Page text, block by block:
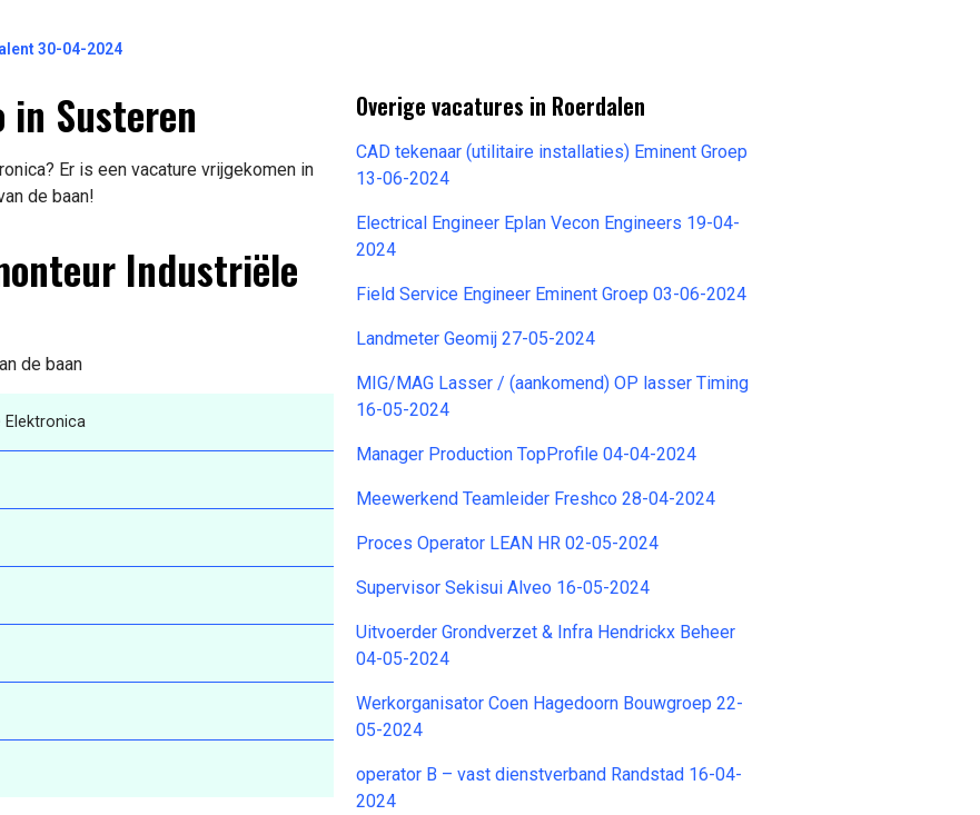
30-04-2024
in Susteren
Er is een vacature vrijgekomen in
de baan!
Industriële
de baan
Elektronica
Overige vacatures in Roerdalen
CAD tekenaar (utilitaire installaties) Eminent Groep
13-06-2024
Electrical Engineer Eplan Vecon Engineers 19-04-
2024
Field Service Engineer Eminent Groep 03-06-2024
Landmeter Geomij 27-05-2024
MIG/MAG Lasser / (aankomend) OP lasser Timing
16-05-2024
Manager Production TopProfile 04-04-2024
Meewerkend Teamleider Freshco 28-04-2024
Proces Operator LEAN HR 02-05-2024
Supervisor Sekisui Alveo 16-05-2024
Uitvoerder Grondverzet & Infra Hendrickx Beheer
04-05-2024
Werkorganisator Coen Hagedoorn Bouwgroep 22-
05-2024
operator B – vast dienstverband Randstad 16-04-
2024